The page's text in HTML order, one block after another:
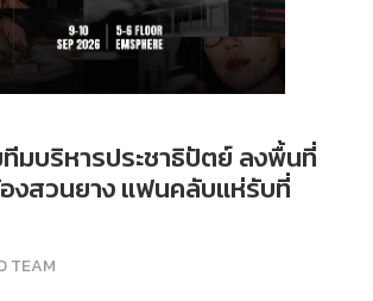
มบริหารประชาธิปัตย์ ลงพื้นที่
งสวนยาง แฟนคลับแห่รับที่
TEAM